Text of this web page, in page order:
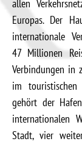
allen
Europas. Der
internationale
47 Millionen
Verbindungen in
im touristischen
gehört der
internationalen
Stadt, vier